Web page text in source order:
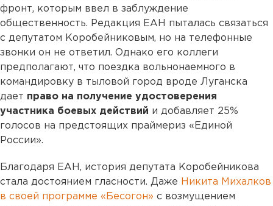
фронт, которым ввел в заблуждение
общественность. Редакция ЕАН пыталась связаться
с депутатом Коробейниковым, но на телефонные
звонки он не ответил. Однако его коллеги
предполагают, что поездка вольнонаемного в
командировку в тыловой город вроде Луганска
дает право на получение удостоверения
участника боевых действий и добавляет 25%
голосов на предстоящих праймериз «Единой
России».
Благодаря ЕАН, история депутата Коробейникова
стала достоянием гласности. Даже Никита Михалков
в своей программе «Бесогон» с возмущением